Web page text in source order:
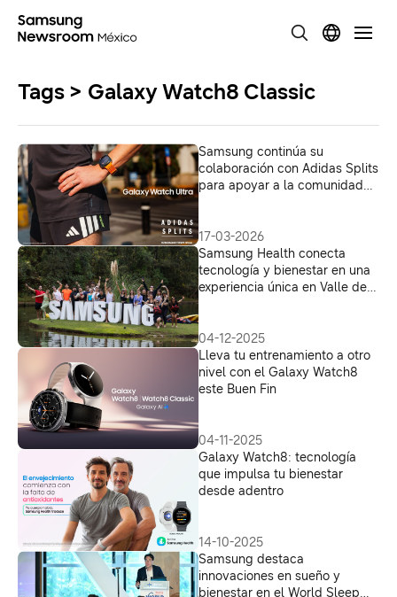
Tags > Galaxy Watch8 Classic
Samsung continúa su
colaboración con Adidas Splits
para apoyar a la comunidad
17-03-2026
Samsung Health conecta
tecnología y bienestar en una
experiencia única en Valle de
04-12-2025
Lleva tu entrenamiento a otro
nivel con el Galaxy Watch8
este Buen Fin
04-11-2025
Galaxy Watch8: tecnología
que impulsa tu bienestar
desde adentro
14-10-2025
Samsung destaca
innovaciones en sueño y
bienestar en el World Sleep